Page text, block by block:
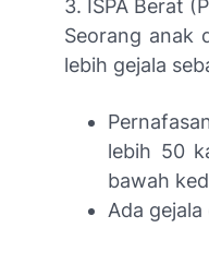
3. ISPA Berat
Seorang anak
lebih gejala
lebih 50
bawah
Ada